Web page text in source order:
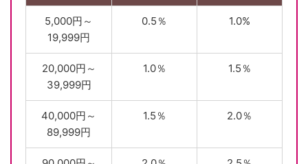
5,000円～
19,999円
0.5％ 1.0%
20,000円～
39,999円
1.0％ 1.5％
40,000円～
89,999円
1.5％ 2.0％